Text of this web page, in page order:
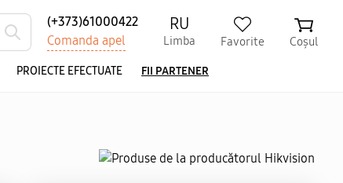
(+373)61000422
Comanda apel
RU
Limba Favorite Coșul
PROIECTE EFECTUATE FII PARTENER